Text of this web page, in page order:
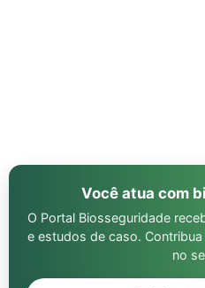
Você atua com
O Portal Biosseguridade
e estudos de caso.
no